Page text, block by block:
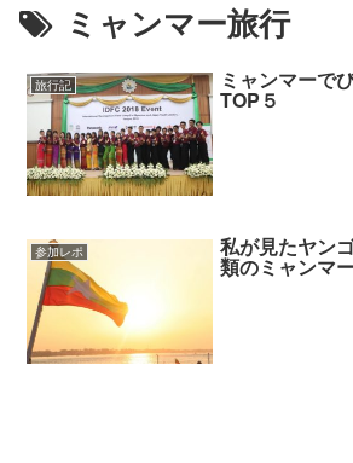
ミャンマー旅行
旅行記 ミャンマーで
TOP５
参加レポ 私が見たヤン
類のミャンマ